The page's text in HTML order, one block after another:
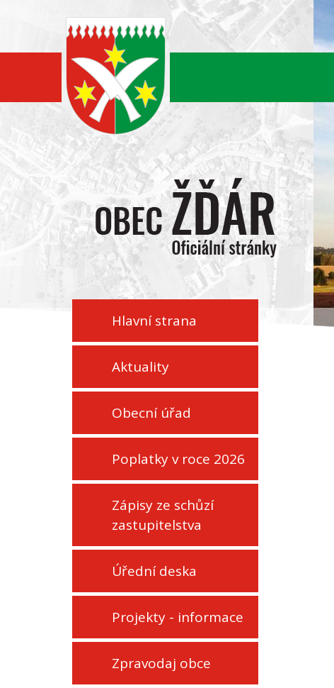
Hlavní strana
Aktuality
Obecní úřad
Poplatky v roce 2026
Zápisy ze schůzí
zastupitelstva
Úřední deska
Projekty - informace
Zpravodaj obce